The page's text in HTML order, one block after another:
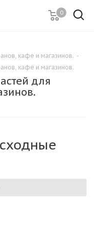
0
кафе и магазинов. -
кафе и магазинов.
для